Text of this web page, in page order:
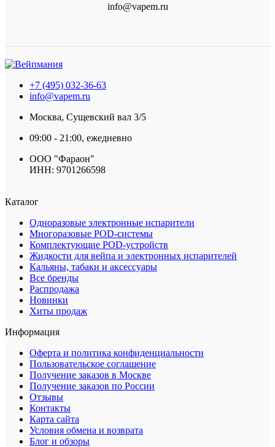
info@vapem.ru
+7 (495) 032-36-63
info@vapem.ru
Москва, Сущевский вал 3/5
09:00 - 21:00, ежедневно
ООО "Фараон"
ИНН: 9701266598
Каталог
Одноразовые электронные испарители
Многоразовые POD-системы
Комплектующие POD-устройств
Жидкости для вейпа и электронных испарителей
Кальяны, табаки и аксессуары
Все бренды
Распродажа
Новинки
Хиты продаж
Информация
Оферта и политика конфиденциальности
Пользовательское соглашение
Получение заказов в Москве
Получение заказов по России
Отзывы
Контакты
Карта сайта
Условия обмена и возврата
Блог и обзоры